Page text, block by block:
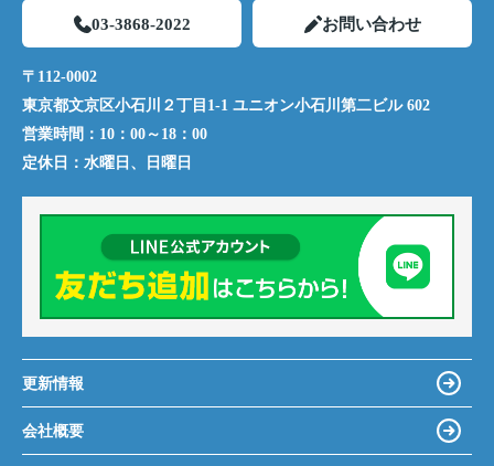
03-3868-2022 お問い合わせ
〒112-0002
東京都文京区小石川２丁目1-1 ユニオン小石川第二ビル 602
営業時間： 10：00～18：00
定休日： 水曜日、日曜日
更新情報
会社概要